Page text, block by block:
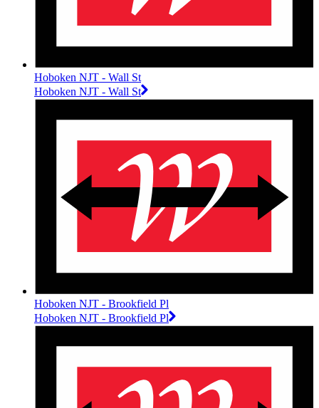
Hoboken NJT - Wall St
Hoboken NJT - Wall St
Hoboken NJT - Brookfield Pl
Hoboken NJT - Brookfield Pl